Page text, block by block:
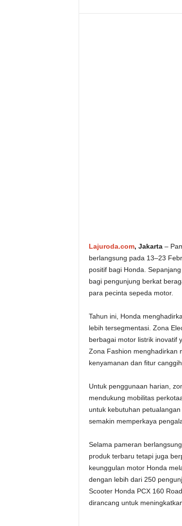
Lajuroda.com, Jakarta–
berlangsung pada 13–23
positif bagi Honda.
bagi pengunjung berkat
para pecinta sepeda motor.
Tahun ini, Honda
lebih tersegmentasi. Zona
berbagai motor listrik inovatif
Zona Fashion menghadirkan
kenyamanan dan fitur
Untuk penggunaan harian,
mendukung mobilitas
untuk kebutuhan
semakin memperkaya
Selama pameran
produk terbaru tetapi juga
keunggulan motor Honda
dengan lebih dari 250
Scooter Honda PCX 160
dirancang untuk